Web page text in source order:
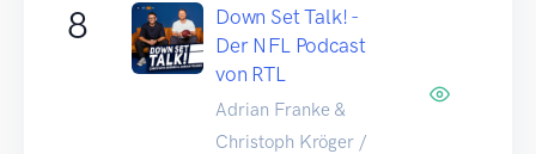
8
Down Set Talk! -
Der NFL Podcast
von RTL
Adrian Franke &
Christoph Kröger /